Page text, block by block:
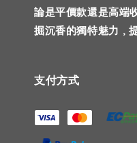
論是平價款還是高端
掘沉香的獨特魅力，
支付方式